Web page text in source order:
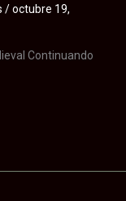
/octubre 19,
Continuando